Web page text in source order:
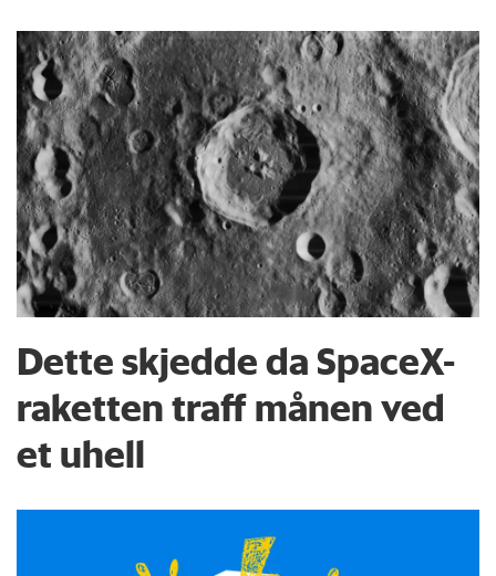
Dette skjedde da SpaceX-
raketten traff månen ved
et uhell